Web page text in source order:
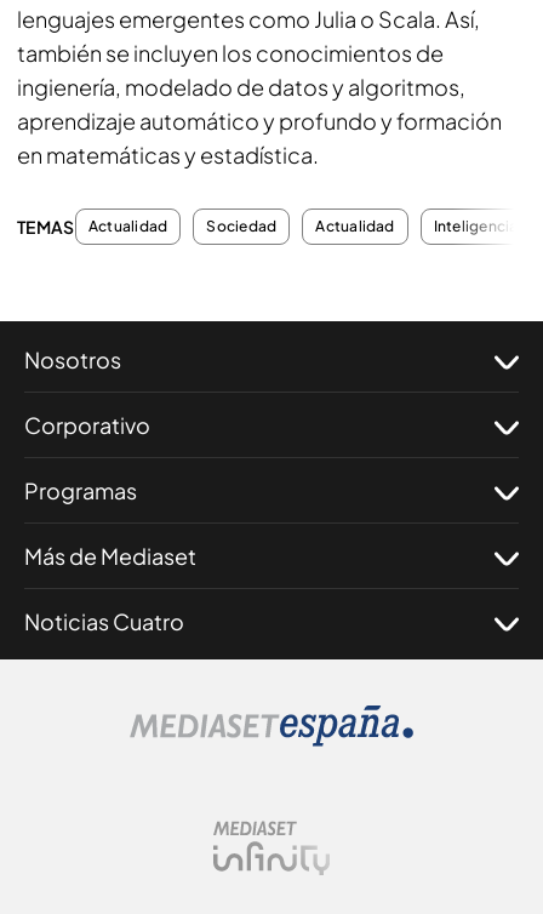
lenguajes emergentes como Julia o Scala. Así,
también se incluyen los conocimientos de
ingienería, modelado de datos y algoritmos,
aprendizaje automático y profundo y formación
en matemáticas y estadística.
TEMAS Actualidad Sociedad Actualidad Inteligencia
Nosotros
Corporativo
Programas
Más de Mediaset
Noticias Cuatro